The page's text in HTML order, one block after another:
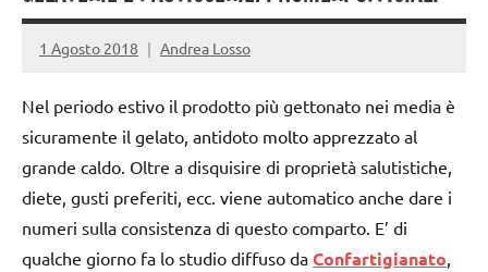
1 Agosto 2018 Andrea Losso
Nel periodo estivo il prodotto più gettonato nei media è
sicuramente il gelato, antidoto molto apprezzato al
grande caldo. Oltre a disquisire di proprietà salutistiche,
diete, gusti preferiti, ecc. viene automatico anche dare i
numeri sulla consistenza di questo comparto. E’ di
qualche giorno fa lo studio diffuso da Confartigianato,